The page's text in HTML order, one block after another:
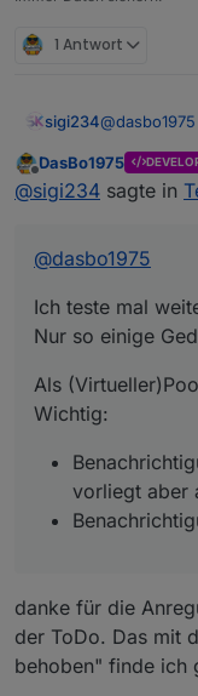
1 Antwort
sigi234@dasbo1975
Ich teste
Nur so
Offline
DasBo1975
@sigi234 sagte in
@dasbo1975
Ich teste mal
Nur so einige
Als
Wichtig:
vorliegt aber
danke für die
der ToDo. Das mit
behoben" finde ich